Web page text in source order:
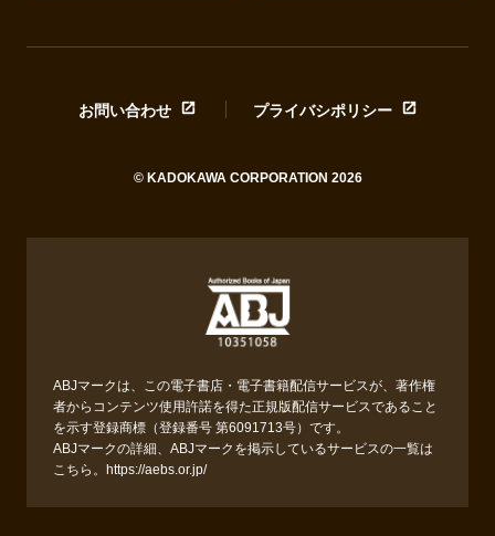
お問い合わせ プライバシポリシー
© KADOKAWA CORPORATION 2026
ABJマークは、この電子書店・電子書籍配信サービスが、著作権
者からコンテンツ使用許諾を得た正規版配信サービスであること
を示す登録商標（登録番号 第6091713号）です。
ABJマークの詳細、ABJマークを掲示しているサービスの一覧は
こちら。
https://aebs.or.jp/